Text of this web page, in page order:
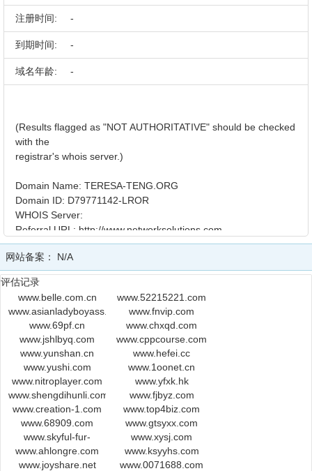
注册时间: -
到期时间: -
域名年龄: -
(Results flagged as "NOT AUTHORITATIVE" should be checked
with the
registrar's whois server.)
Domain Name: TERESA-TENG.ORG
Domain ID: D79771142-LROR
WHOIS Server:
Referral URL: http://www.networksolutions.com
Updated Date: 2016-01-29T03:02:50Z
Creation Date: 2001-11-15T04:56:46Z
Registry Expiry Date: 2020-11-15T04:56:46Z
Sponsoring Registrar: Network Solutions, LLC
Sponsoring Registrar IANA ID: 2
Domain Status: clientTransferProhibited
https://icann.org/epp#clientTransferProhibited
Registrant ID: 38677164-NSI
Registrant Name: TNT Entertainment Ltd
Registrant Organization: TNT Entertainment Ltd
Registrant Street: 16 C
Registrant Street: 388 Nathan Road
Registrant City: Hong Kong
Registrant State/Province: Hong Kong
Registrant Postal Code: 9999
Registrant Country: HK
网站备案： N/A
评估记录
www.belle.com.cn
www.52215221.com
www.asianladyboyass.com
www.fnvip.com
www.69pf.cn
www.chxqd.com
www.jshlbyq.com
www.cppcourse.com
www.yunshan.cn
www.hefei.cc
www.yushi.com
www.1oonet.cn
www.nitroplayer.com
www.yfxk.hk
www.shengdihunli.com
www.fjbyz.com
www.creation-1.com
www.top4biz.com
www.68909.com
www.gtsyxx.com
www.skyful-fur-
leather.com
www.xysj.com
www.ahlongre.com
www.ksyyhs.com
www.joyshare.net
www.0071688.com